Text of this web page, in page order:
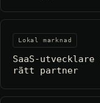
Lokal marknad
SaaS-
rätt partner